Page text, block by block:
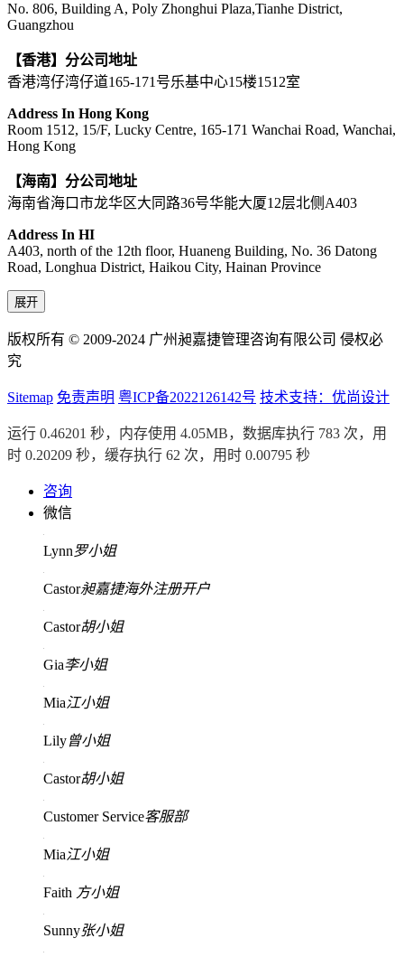
No. 806, Building A, Poly Zhonghui Plaza,Tianhe District,
Guangzhou
【香港】分公司地址
香港湾仔湾仔道165-171号乐基中心15楼1512室
Address In Hong Kong
Room 1512, 15/F, Lucky Centre, 165-171 Wanchai Road, Wanchai,
Hong Kong
【海南】分公司地址
海南省海口市龙华区大同路36号华能大厦12层北侧A403
Address In HI
A403, north of the 12th floor, Huaneng Building, No. 36 Datong
Road, Longhua District, Haikou City, Hainan Province
展开
版权所有 © 2009-2024 广州昶嘉捷管理咨询有限公司 侵权必
究
Sitemap 免责声明 粤ICP备2022126142号 技术支持：优尚设计
运行 0.46201 秒，内存使用 4.05MB，数据库执行 783 次，用
时 0.20209 秒，缓存执行 62 次，用时 0.00795 秒
咨询
微信
Lynn罗小姐
Castor昶嘉捷海外注册开户
Castor胡小姐
Gia李小姐
Mia江小姐
Lily曾小姐
Castor胡小姐
Customer Service客服部
Mia江小姐
Faith 方小姐
Sunny张小姐